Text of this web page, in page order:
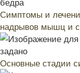
Симптомы и
надрывов мышц и
Основные стадии